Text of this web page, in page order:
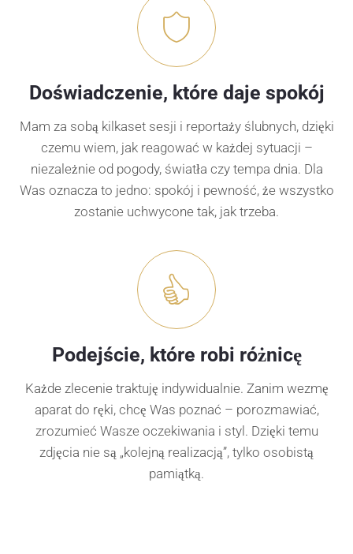
Doświadczenie, które daje spokój
Mam za sobą kilkaset sesji i reportaży ślubnych, dzięki
czemu wiem, jak reagować w każdej sytuacji –
niezależnie od pogody, światła czy tempa dnia. Dla
Was oznacza to jedno: spokój i pewność, że wszystko
zostanie uchwycone tak, jak trzeba.
Podejście, które robi różnicę
Każde zlecenie traktuję indywidualnie. Zanim wezmę
aparat do ręki, chcę Was poznać – porozmawiać,
zrozumieć Wasze oczekiwania i styl. Dzięki temu
zdjęcia nie są „kolejną realizacją”, tylko osobistą
pamiątką.